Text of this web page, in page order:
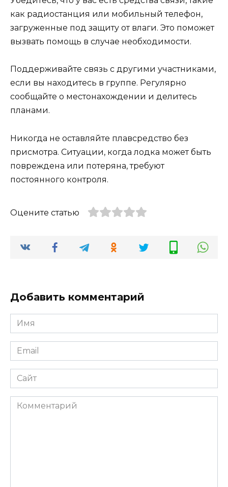
как радиостанция или мобильный телефон,
загруженные под защиту от влаги. Это поможет
вызвать помощь в случае необходимости.
Поддерживайте связь с другими участниками,
если вы находитесь в группе. Регулярно
сообщайте о местонахождении и делитесь
планами.
Никогда не оставляйте плавсредство без
присмотра. Ситуации, когда лодка может быть
повреждена или потеряна, требуют
постоянного контроля.
Оцените статью
Добавить комментарий
Имя
*
Email
*
Сайт
Комментарий